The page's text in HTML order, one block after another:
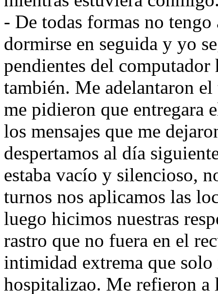
- De todas formas no
dormirse en seguida y yo
pendientes del
también. Me adelantaron
me pidieron que entregara
los mensajes que me
despertamos al día
estaba vacío y silencioso,
turnos nos aplicamos las
luego hicimos nuestras
rastro que no fuera en el
intimidad extrema que solo
hospitalizao. Me refieron a